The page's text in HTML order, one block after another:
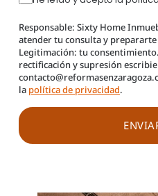
Responsable: Sixty Home
atender tu consulta y
Legitimación: tu
rectificación y supresión
la política de privacidad.